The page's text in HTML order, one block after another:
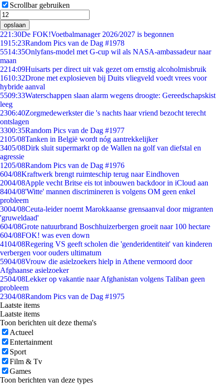
Scrollbar gebruiken
opslaan
221:30De FOK!Voetbalmanager 2026/2027 is begonnen
1915:23Random Pics van de Dag #1978
5514:35Onlyfans-model met G-cup wil als NASA-ambassadeur naar
maan
2214:09Huisarts per direct uit vak gezet om ernstig alcoholmisbruik
1610:32Drone met explosieven bij Duits vliegveld voedt vrees voor
hybride aanval
5509:33Waterschappen slaan alarm wegens droogte: Gereedschapskist
leeg
2306:40Zorgmedewerkster die 's nachts haar vriend bezocht terecht
ontslagen
3300:35Random Pics van de Dag #1977
2105/08Tanken in België wordt nóg aantrekkelijker
3405/08Dirk sluit supermarkt op de Wallen na golf van diefstal en
agressie
1205/08Random Pics van de Dag #1976
604/08Kraftwerk brengt ruimteschip terug naar Eindhoven
2004/08Apple vecht Britse eis tot inbouwen backdoor in iCloud aan
8404/08'Witte' mannen discrimineren is volgens OM geen enkel
probleem
3004/08Ceuta-leider noemt Marokkaanse grensaanval door migranten
'gruweldaad'
604/08Grote natuurbrand Boschhuizerbergen groeit naar 100 hectare
604/08FOK! was even down
4104/08Regering VS geeft scholen die 'genderidentiteit' van kinderen
verbergen voor ouders ultimatum
5904/08Vrouw die asielzoekers hielp in Athene vermoord door
Afghaanse asielzoeker
2504/08Lekker op vakantie naar Afghanistan volgens Taliban geen
probleem
2304/08Random Pics van de Dag #1975
Laatste items
Laatste items
Toon berichten uit deze thema's
Actueel
Entertainment
Sport
Film & Tv
Games
Toon berichten van deze types